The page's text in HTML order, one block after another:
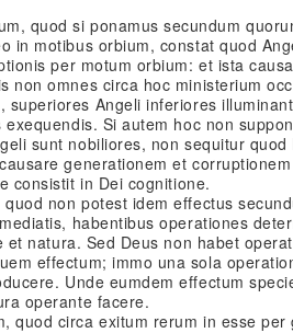
quod si ponamus secundum
in motibus orbium, constat quod
per motum orbium: et ista
non omnes circa hoc ministerium
superiores Angeli inferiores illuminant
Si autem hoc non
sunt nobiliores, non sequitur
generationem et
consistit in Dei cognitione.
non potest idem effectus
habentibus operationes
natura. Sed Deus non habet
effectum; immo una sola
Unde eumdem effectum
operante facere.
quod circa exitum rerum in esse